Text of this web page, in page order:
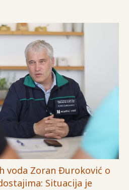
voda Zoran Đuroković o
Situacija je